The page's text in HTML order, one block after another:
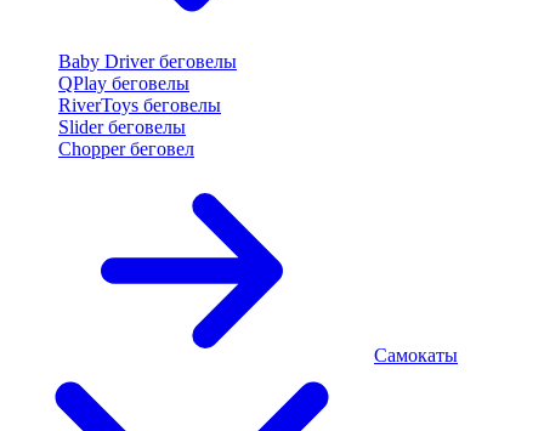
Baby Driver беговелы
QPlay беговелы
RiverToys беговелы
Slider беговелы
Chopper беговел
Самокаты